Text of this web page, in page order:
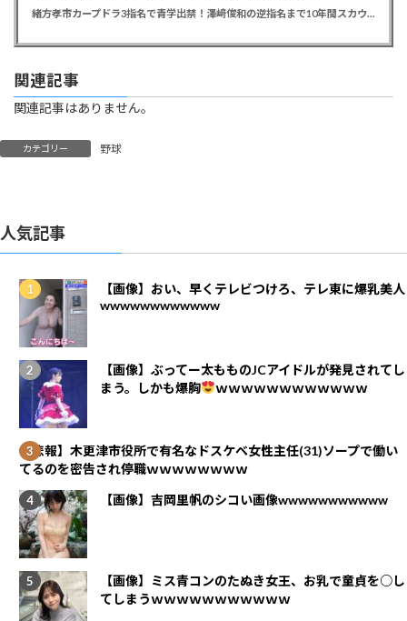
緒方孝市カープドラ3指名で青学出禁！澤﨑俊和の逆指名まで10年間スカウト出禁
関連記事
関連記事はありません。
カテゴリー 野球
人気記事
【画像】おい、早くテレビつけろ、テレ東に爆乳美人
wwwwwwwwwwww
【画像】ぶってー太もものJCアイドルが発見されてし
まう。しかも爆胸
ｗｗｗｗｗｗｗｗｗｗｗｗ
【悲報】木更津市役所で有名なドスケベ女性主任(31)ソープで働い
てるのを密告され停職ｗｗｗｗｗｗｗｗ
【画像】吉岡里帆のシコい画像wwwwwwwwwww
【画像】ミス青コンのたぬき女王、お乳で童貞を○し
てしまうｗｗｗｗｗｗｗｗｗｗｗ